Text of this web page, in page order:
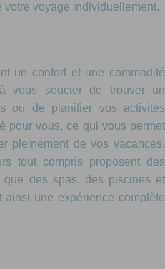
votre voyage individuellement.
un confort et une commodité
vous soucier de trouver un
ou de planifier vos activités
pour vous, ce qui vous permet
pleinement de vos vacances.
tout compris proposent des
que des spas, des piscines et
ainsi une expérience complète